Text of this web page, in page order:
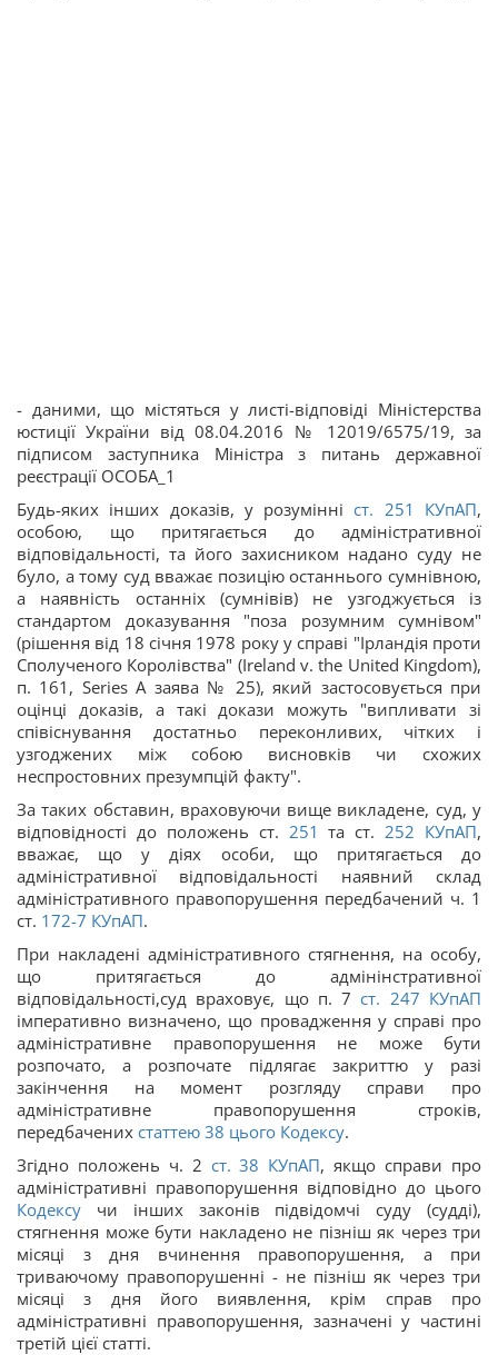
- даними, що містяться у листі-відповіді Міністерства
юстиції України від 08.04.2016 № 12019/6575/19, за
підписом заступника Міністра з питань державної
реєстрації ОСОБА_1
Будь-яких інших доказів, у розумінніст. 251 КУпАП,
особою, що притягається до адміністративної
відповідальності, та його захисником надано суду не
було, а тому суд вважає позицію останнього сумнівною,
а наявність останніх (сумнівів) не узгоджується із
стандартом доказування "поза розумним сумнівом"
(рішення від 18 січня 1978 року у справі "Ірландія проти
Сполученого Королівства" (Ireland v. the United Kingdom),
п. 161, Series A заява № 25), який застосовується при
оцінці доказів, а такі докази можуть "випливати зі
співіснування достатньо переконливих, чітких і
узгоджених між собою висновків чи схожих
неспростовних презумпцій факту".
За таких обставин, враховуючи вище викладене, суд, у
відповідності до положень ст. 251 та ст.252 КУпАП,
вважає, що у діях особи, що притягається до
адміністративної відповідальності наявний склад
адміністративного правопорушення передбачений ч. 1
ст. 172-7 КУпАП.
При накладені адміністративного стягнення, на особу,
що притягається до адмінінстративної
відповідальності,суд враховує, що п. 7ст. 247 КУпАП
імперативно визначено, що провадження у справі про
адміністративне правопорушення не може бути
розпочато, а розпочате підлягає закриттю у разі
закінчення на момент розгляду справи про
адміністративне правопорушення строків,
передбачених статтею 38 цього Кодексу.
Згідно положень ч. 2 ст. 38 КУпАП, якщо справи про
адміністративні правопорушення відповідно до цього
Кодексу чи інших законів підвідомчі суду (судді),
стягнення може бути накладено не пізніш як через три
місяці з дня вчинення правопорушення, а при
триваючому правопорушенні - не пізніш як через три
місяці з дня його виявлення, крім справ про
адміністративні правопорушення, зазначені у частині
третій цієї статті.